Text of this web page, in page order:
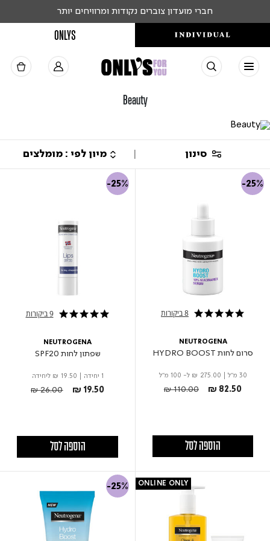
חברי מועדון צוברים נקודות ומרוויחים יותר
ONLYS
Beauty
סינון
4.9 star rating 8 ביקורות
-25%
NEUTROGENA
סרום לחות HYDRO BOOST
30 מ"ל ₪ 275.00 ל- 100 מ"ל
₪ 82.50
Price reduced from
₪ 110.00to
הוספה לסל
5.0 star rating 9 ביקורות
-25%
NEUTROGENA
שפתון לחות SPF20
1 יחידה ₪ 19.50 ליחידה
₪ 19.50
Price reduced from
₪ 26.00to
הוספה לסל
ONLINE ONLY
-25%